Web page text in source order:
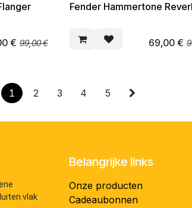
€ 99,00€
SOLDEN
Fender Hammertone
69,00 €
1 2 3 4 5
vlak
Belangrijke links
Onze producten
Cadeaubonnen